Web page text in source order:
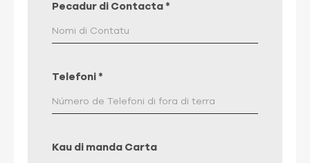
Pecadur di Contacta *
Telefoni *
Kau di manda Carta